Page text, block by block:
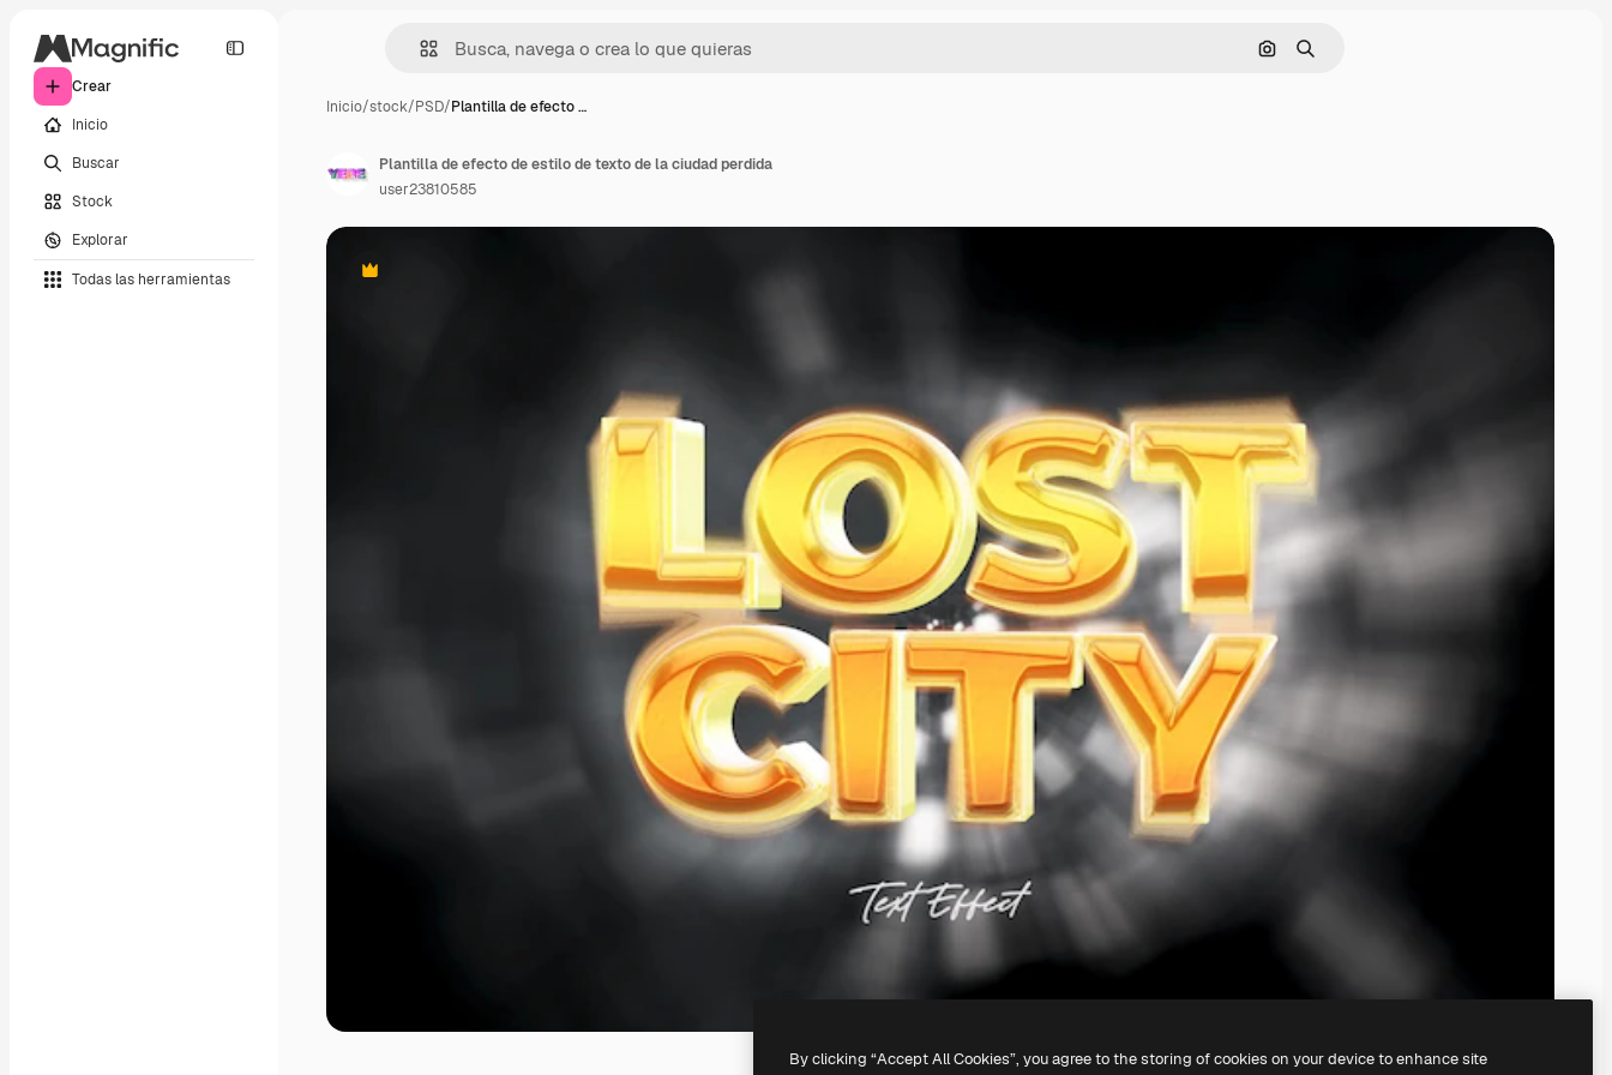
Crear
Inicio
Buscar
Stock
Explorar
Todas las herramientas
Buscar por imagen
Buscar
Inicio/stock/PSD/Plantilla de efecto …
Premium
Plantilla de efecto de estilo de texto de la ciudad perdida
user23810585
By clicking “Accept All Cookies”, you agree to the storing of cookies on your device to enhance site